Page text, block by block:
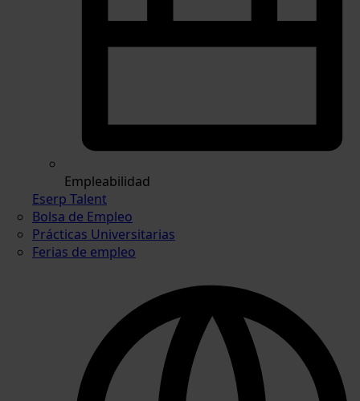
Empleabilidad
Eserp Talent
Bolsa de Empleo
Prácticas Universitarias
Ferias de empleo